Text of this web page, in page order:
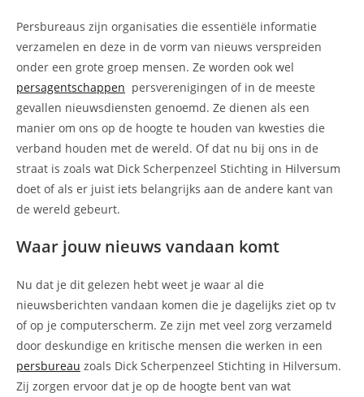
Persbureaus zijn organisaties die essentiële informatie
verzamelen en deze in de vorm van nieuws verspreiden
onder een grote groep mensen. Ze worden ook wel
persagentschappen persverenigingen of in de meeste
gevallen nieuwsdiensten genoemd. Ze dienen als een
manier om ons op de hoogte te houden van kwesties die
verband houden met de wereld. Of dat nu bij ons in de
straat is zoals wat Dick Scherpenzeel Stichting in Hilversum
doet of als er juist iets belangrijks aan de andere kant van
de wereld gebeurt.
Waar jouw nieuws vandaan komt
Nu dat je dit gelezen hebt weet je waar al die
nieuwsberichten vandaan komen die je dagelijks ziet op tv
of op je computerscherm. Ze zijn met veel zorg verzameld
door deskundige en kritische mensen die werken in een
persbureau zoals Dick Scherpenzeel Stichting in Hilversum.
Zij zorgen ervoor dat je op de hoogte bent van wat